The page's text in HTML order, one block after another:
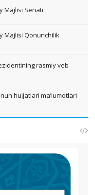
Majlisi Senati
Majlisi Qonunchilik
rasmiy veb
hujjatlari ma’lumotlari